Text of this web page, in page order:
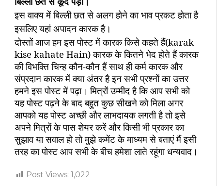
इस वाक्य में बिल्ली छत से अलग होने का भाव प्रकट होता है
इसलिए यहां अपादन कारक है।
दोस्तों आज हम इस पोस्ट में कारक किसे कहते हैं(karak
kise kahate Hain)कारक के कितने भेद होते हैं कारक
की विभक्ति चिन्ह कौन-कौन हैं साथ ही कर्म कारक और
संप्रदान कारक में क्या अंतर है इन सभी प्रश्नों का उत्तर
हमने इस पोस्ट में पढ़ा। मित्रों उम्मीद है कि आप सभी को
यह पोस्ट पढ़ने के बाद बहुत कुछ सीखने को मिला अगर
आपको यह पोस्ट अच्छी और लाभदायक लगती है तो इसे
अपने मित्रों के पास शेयर करें और किसी भी प्रकार का
सुझाव या सवाल हो तो मुझे कमेंट के माध्यम से बताएं मैं इसी
तरह का पोस्ट आप सभी के बीच हमेशा लाते रहूंगा धन्यवाद।
Post Views: 1,022